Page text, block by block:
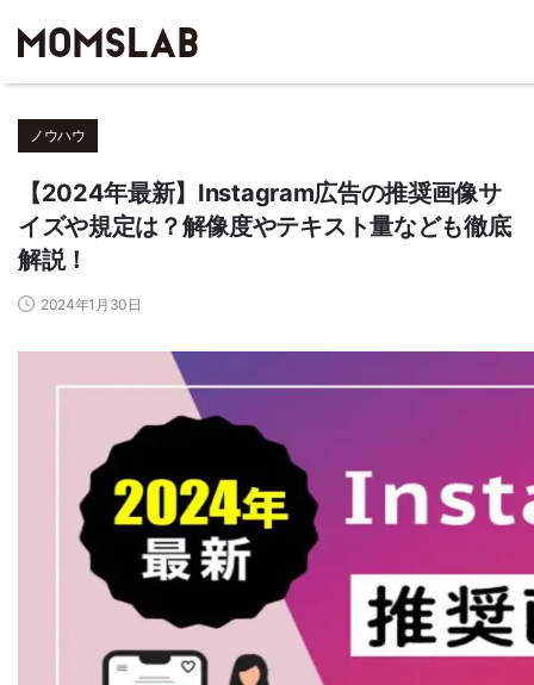
ノウハウ
【2024年最新】Instagram広告の推奨画像サ
イズや規定は？解像度やテキスト量なども徹底
解説！
2024年1月30日